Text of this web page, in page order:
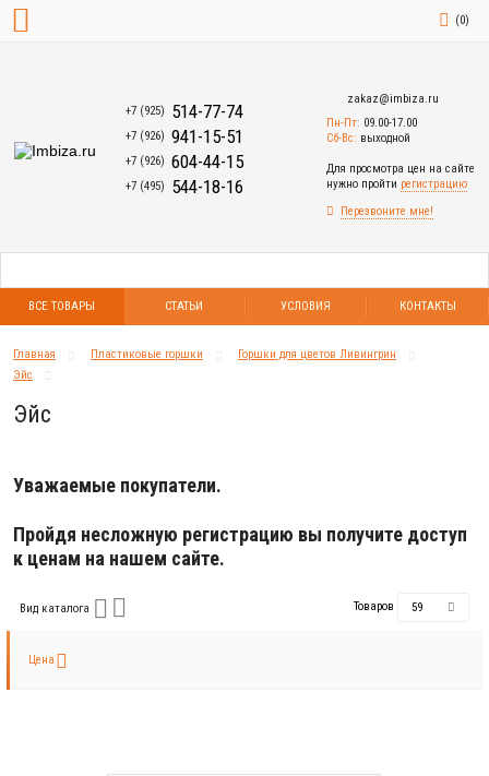
(0)
+7 (925) 514-77-74
+7 (926) 941-15-51
+7 (926) 604-44-15
+7 (495) 544-18-16
zakaz@imbiza.ru
Пн-Пт: 09.00-17.00
Сб-Вс: выходной
Для просмотра цен на сайте
нужно пройти регистрацию
Перезвоните мне!
ВСЕ ТОВАРЫ СТАТЬИ УСЛОВИЯ КОНТАКТЫ
Главная Пластиковые горшки
Горшки для цветов Ливингрин
Эйс
Эйс
Уважаемые покупатели.
Пройдя несложную регистрацию вы получите доступ
к ценам на нашем сайте.
Вид каталога Товаров 59
Цена